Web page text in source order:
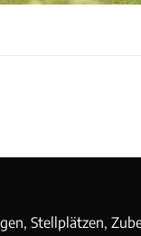
Stellplätzen,